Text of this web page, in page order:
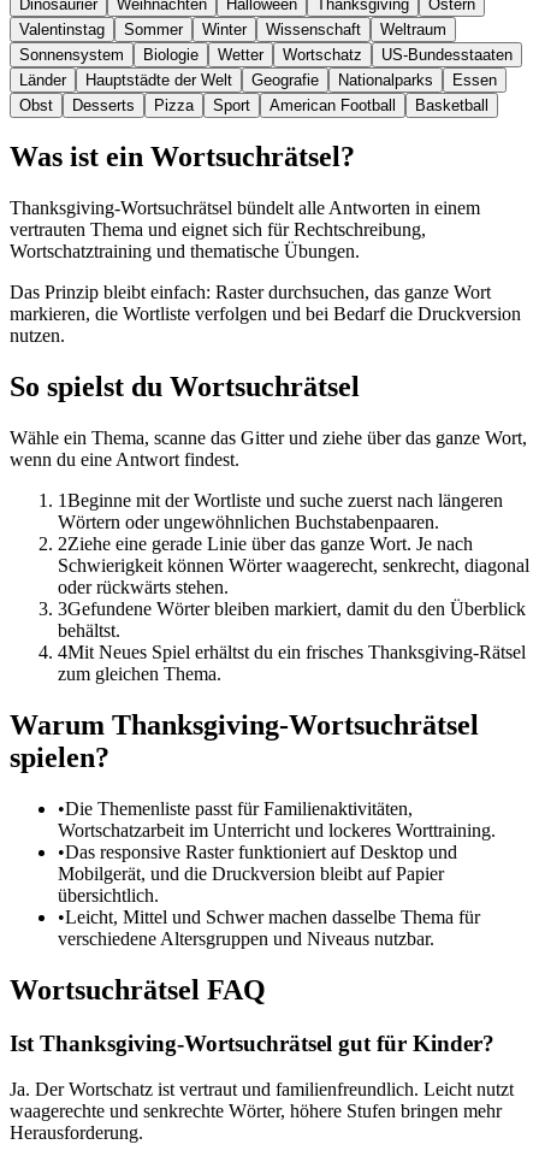
Dinosaurier Weihnachten Halloween Thanksgiving
Ostern
Valentinstag
Sommer Winter Wissenschaft
Weltraum
Sonnensystem
Biologie Wetter Wortschatz
US-Bundesstaaten
Länder
Hauptstädte der Welt Geografie Nationalparks
Essen
Obst
Desserts Pizza Sport American Football Basketball
Was ist ein Wortsuchrätsel?
Thanksgiving-Wortsuchrätsel bündelt alle Antworten in einem
vertrauten Thema und eignet sich für Rechtschreibung,
Wortschatztraining und thematische Übungen.
Das Prinzip bleibt einfach: Raster durchsuchen, das ganze Wort
markieren, die Wortliste verfolgen und bei Bedarf die Druckversion
nutzen.
So spielst du Wortsuchrätsel
Wähle ein Thema, scanne das Gitter und ziehe über das ganze Wort,
wenn du eine Antwort findest.
1Beginne mit der Wortliste und suche zuerst nach längeren
Wörtern oder ungewöhnlichen Buchstabenpaaren.
2Ziehe eine gerade Linie über das ganze Wort. Je nach
Schwierigkeit können Wörter waagerecht, senkrecht, diagonal
oder rückwärts stehen.
3Gefundene Wörter bleiben markiert, damit du den Überblick
behältst.
4Mit Neues Spiel erhältst du ein frisches Thanksgiving-Rätsel
zum gleichen Thema.
Warum Thanksgiving-Wortsuchrätsel
spielen?
•Die Themenliste passt für Familienaktivitäten,
Wortschatzarbeit im Unterricht und lockeres Worttraining.
•Das responsive Raster funktioniert auf Desktop und
Mobilgerät, und die Druckversion bleibt auf Papier
übersichtlich.
•Leicht, Mittel und Schwer machen dasselbe Thema für
verschiedene Altersgruppen und Niveaus nutzbar.
Wortsuchrätsel FAQ
Ist Thanksgiving-Wortsuchrätsel gut für Kinder?
Ja. Der Wortschatz ist vertraut und familienfreundlich. Leicht nutzt
waagerechte und senkrechte Wörter, höhere Stufen bringen mehr
Herausforderung.